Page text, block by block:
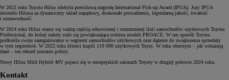
W 2022 roku Toyota Hilux zdobyła prestiżową nagrodę International Pick-up Award (IPUA). Jury IPUA
doceniło Hiluxa za dynamiczny układ napędowy, doskonałe prowadzenie, legendarną jakość, trwałość
i niezawodność.
W 2024 roku Hilux stanie się ważną częścią odnowionej i rozszerzonej linii samochodów użytkowych Toyota
Professional, do której należy stale się powiększająca rodzina modeli PROACE. W ten sposób Toyota
podkreśla swoje zaangażowanie w segment samochodów użytkowych oraz dążenie do zwiększenia sprzedaży
w tym segmencie. W 2022 roku klienci kupili 119 000 użytkowych Toyot. W roku obecnym – jak wskazują
dane – ten rekord zostanie pobity.
Nowy Hilux Mild Hybrid 48V pojawi się w europejskich salonach Toyoty w drugiej połowie 2024 roku.
Kontakt